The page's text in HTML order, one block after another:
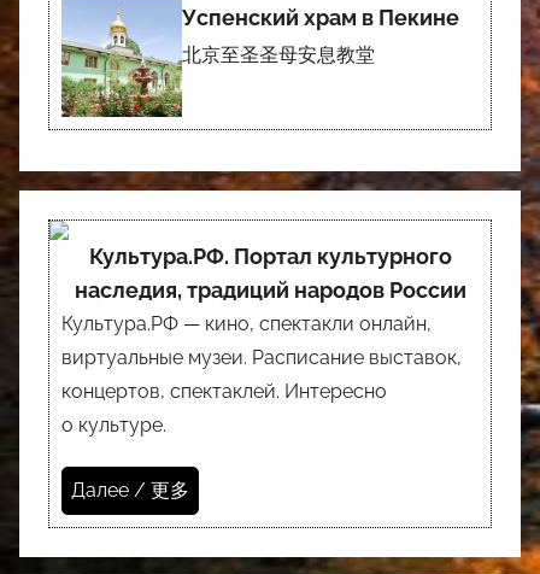
Успенский храм в Пекине
北京至圣圣母安息教堂
Культура.РФ. Портал культурного
наследия, традиций народов России
Культура.РФ — кино, спектакли онлайн,
виртуальные музеи. Расписание выставок,
концертов, спектаклей. Интересно
о культуре.
Далее / 更多